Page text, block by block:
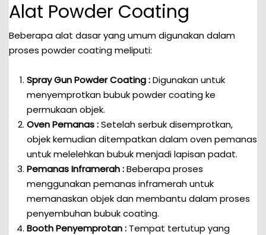
Alat Powder Coating
Beberapa alat dasar yang umum digunakan dalam
proses powder coating meliputi:
Spray Gun Powder Coating :Digunakan untuk
menyemprotkan bubuk powder coating ke
permukaan objek.
Oven Pemanas :Setelah serbuk disemprotkan,
objek kemudian ditempatkan dalam oven pemanas
untuk melelehkan bubuk menjadi lapisan padat.
Pemanas Inframerah :Beberapa proses
menggunakan pemanas inframerah untuk
memanaskan objek dan membantu dalam proses
penyembuhan bubuk coating.
Booth Penyemprotan : Tempat tertutup yang